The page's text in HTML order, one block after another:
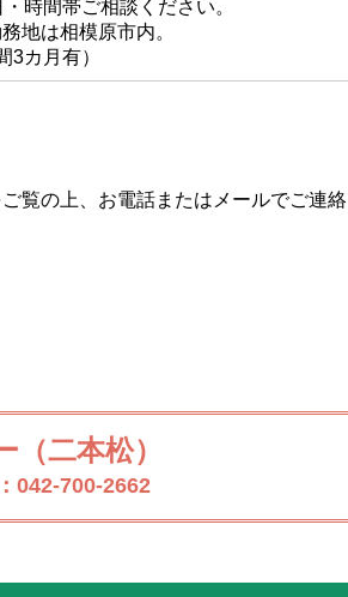
時間帯ご相談ください。
地は相模原市内。
3カ月有）
覧の上、お電話またはメールでご連絡
二本松）
042-700-2662